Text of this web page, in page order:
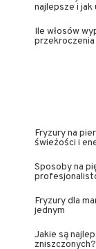
najlepsze i jak
Ile włosów
Fryzury na
świeżości i
Sposoby na
Fryzury dla
jednym
Jakie są
zniszczonych?